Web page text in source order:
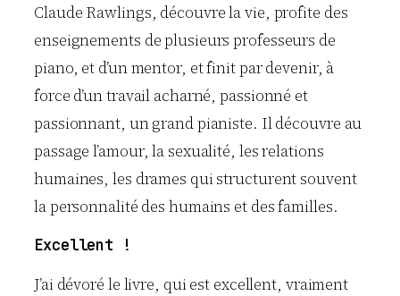
Claude Rawlings, découvre la vie, profite des
enseignements de plusieurs professeurs de
piano, et d’un mentor, et finit par devenir, à
force d’un travail acharné, passionné et
passionnant, un grand pianiste. Il découvre au
passage l’amour, la sexualité, les relations
humaines, les drames qui structurent souvent
la personnalité des humains et des familles.
Excellent !
J’ai dévoré le livre, qui est excellent, vraiment